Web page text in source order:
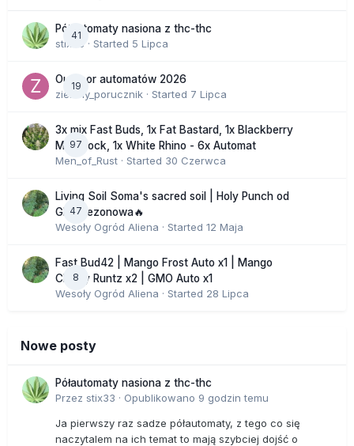
41
Półautomaty nasiona z thc-thc
stix33 · Started 5 Lipca
19
Outdoor automatów 2026
zielony_porucznik · Started 7 Lipca
97
3x mix Fast Buds, 1x Fat Bastard, 1x Blackberry
Moonrock, 1x White Rhino - 6x Automat
Men_of_Rust · Started 30 Czerwca
47
Living Soil Soma's sacred soil | Holy Punch od
GHS sezonowa🔥
Wesoły Ogród Aliena · Started 12 Maja
8
Fast Bud42 | Mango Frost Auto x1 | Mango
Cherry Runtz x2 | GMO Auto x1
Wesoły Ogród Aliena · Started 28 Lipca
Nowe posty
Półautomaty nasiona z thc-thc
Przez stix33 · Opublikowano 9 godzin temu
Ja pierwszy raz sadze półautomaty, z tego co się
naczytalem na ich temat to mają szybciej dojść o